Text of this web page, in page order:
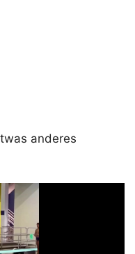
anderes